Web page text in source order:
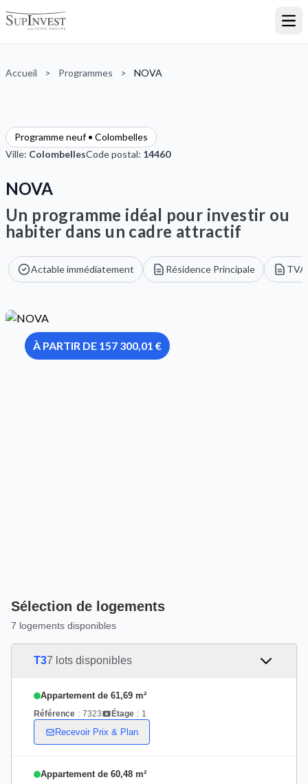
Accueil > Programmes > NOVA
Programme neuf • Colombelles
Ville: ColombellesCode postal: 14460
NOVA
Un programme idéal pour investir ou
habiter dans un cadre attractif
Actable immédiatement Résidence Principale
À PARTIR DE 157 300,01 €
Sélection de logements
7 logements disponibles
T37 lots disponibles
Appartement de 61,69 m²
Référence : 7323 Étage : 1
Recevoir Prix & Plan
Appartement de 60,48 m²